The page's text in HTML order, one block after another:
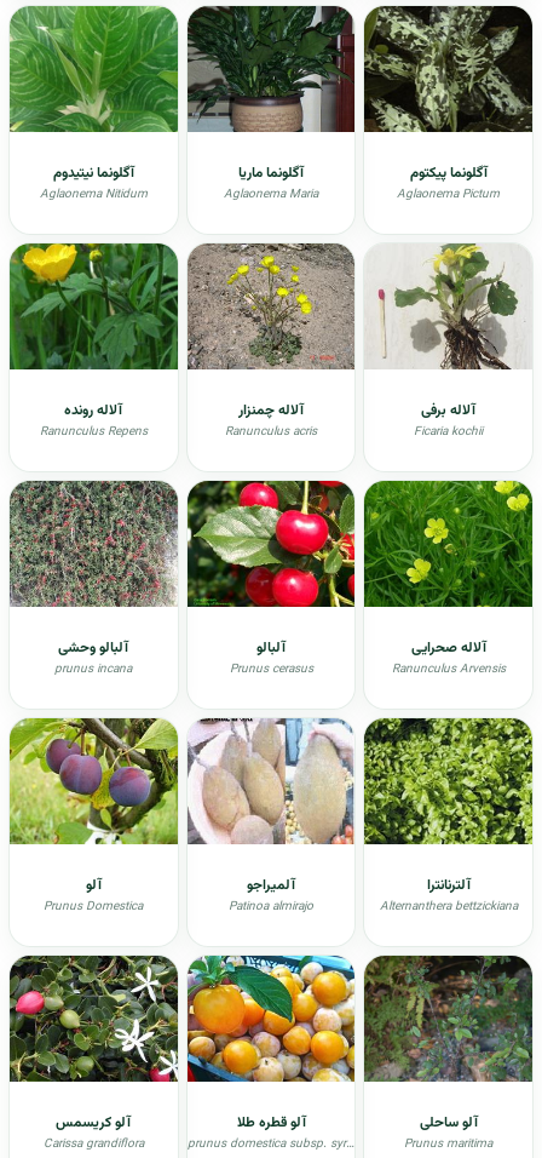
آگلونما پیکتوم
Aglaonema Pictum
آگلونما ماریا
Aglaonema Maria
آگلونما نیتیدوم
Aglaonema Nitidum
آلاله برفی
Ficaria kochii
آلاله چمنزار
Ranunculus acris
آلاله رونده
Ranunculus Repens
آلاله صحرایی
Ranunculus Arvensis
آلبالو
Prunus cerasus
آلبالو وحشی
prunus incana
آلترنانترا
Alternanthera bettzickiana
آلمیراجو
Patinoa almirajo
آلو
Prunus Domestica
آلو ساحلی
Prunus maritima
آلو قطره طلا
prunus domestica subsp. syriaca
آلو کریسمس
Carissa grandiflora